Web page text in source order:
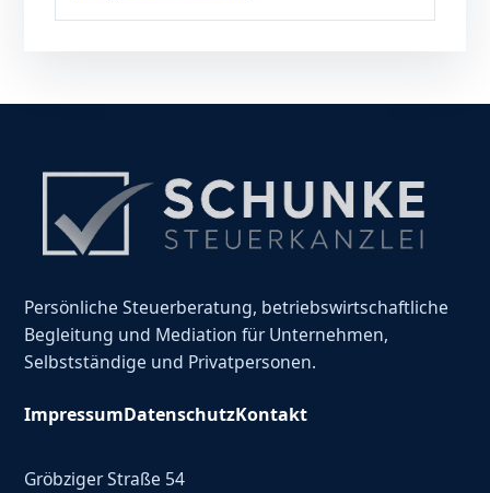
Persönliche Steuerberatung, betriebswirtschaftliche
Begleitung und Mediation für Unternehmen,
Selbstständige und Privatpersonen.
ImpressumDatenschutzKontakt
Gröbziger Straße 54